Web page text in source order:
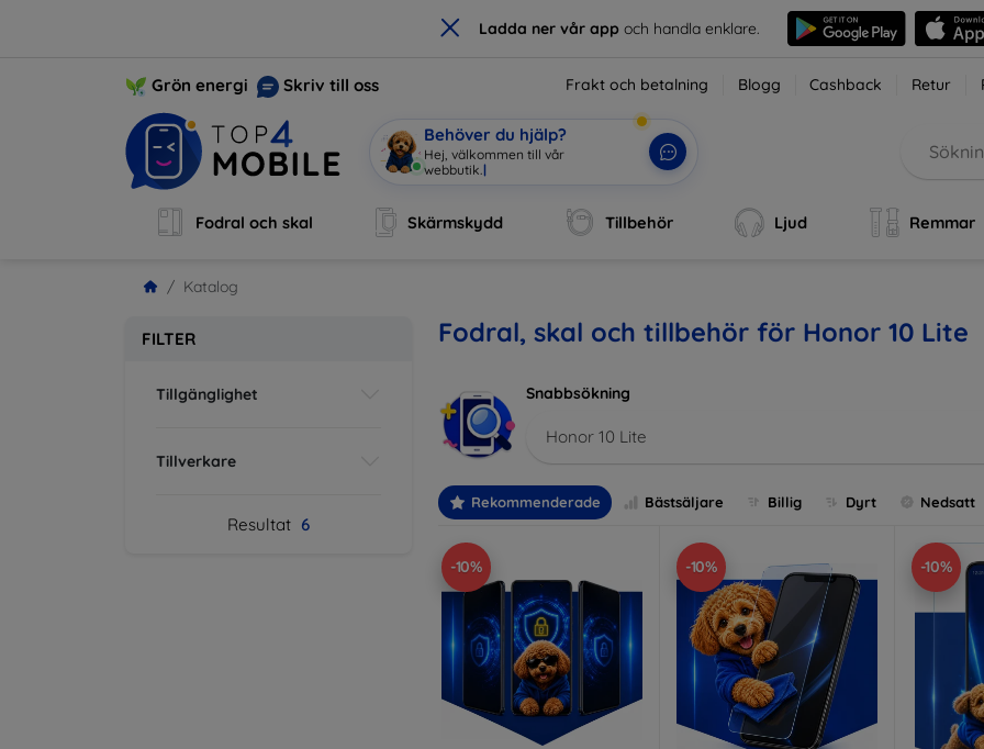
× Ladda ner vår app och handla enklare.
Grön energi Skriv till oss Frakt och betalning Blogg Cashback Retur
Behöver du hjälp?
Hej, välkommen till vår web
Fodral och skal Skärmskydd Tillbehör Ljud Remmar
Katalog
FILTER
Tillgänglighet
Tillverkare
Resultat 6
Fodral, skal och tillbehör för Honor 10 Lite
Snabbsökning
Honor 10 Lite
Rekommenderade Bästsäljare Billig Dyrt Nedsatt
-10% -10% -10%